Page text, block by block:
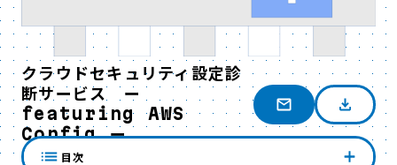
クラウドセキュリティ設定診
断サービス ー
featuring AWS
Config ー
目次